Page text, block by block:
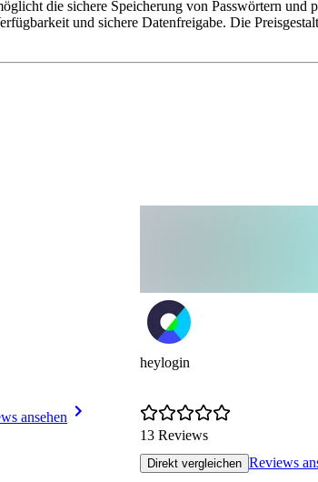
die sichere Speicherung von Passwörtern und
und sichere Datenfreigabe. Die
ansehen
heylogin
13 Reviews
Direkt vergleichen Reviews